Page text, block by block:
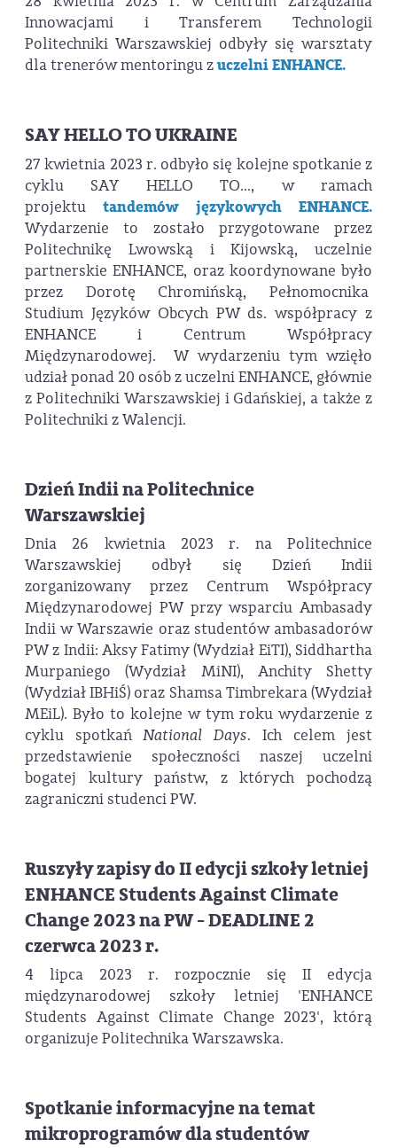
Innowacjami i Transferem Technologii
Politechniki Warszawskiej odbyły się warsztaty
dla trenerów mentoringu zuczelni ENHANCE.
SAY HELLO TO UKRAINE
27 kwietnia 2023 r. odbyło się kolejne spotkanie z
cyklu SAY HELLO TO…, w ramach
projektu
tandemów językowych ENHANCE.
Wydarzenie to zostało przygotowane przez
Politechnikę Lwowską i Kijowską, uczelnie
partnerskie ENHANCE, oraz koordynowane było
przez Dorotę Chromińską, Pełnomocnika
Studium Języków Obcych PW ds. współpracy z
ENHANCE i Centrum Współpracy
Międzynarodowej. W wydarzeniu tym wzięło
udział ponad 20 osób z uczelni ENHANCE, głównie
z Politechniki Warszawskiej i Gdańskiej, a także z
Politechniki z Walencji.
Dzień Indii na Politechnice
Warszawskiej
Dnia 26 kwietnia 2023 r. na Politechnice
Warszawskiej odbył się Dzień Indii
zorganizowany przez Centrum Współpracy
Międzynarodowej PW przy wsparciu Ambasady
Indii w Warszawie oraz studentów ambasadorów
PW z Indii: Aksy Fatimy (Wydział EiTI), Siddhartha
Murpaniego (Wydział MiNI), Anchity Shetty
(Wydział IBHiŚ) oraz Shamsa Timbrekara (Wydział
MEiL). Było to kolejne w tym roku wydarzenie z
cyklu spotkańNational Days. Ich celem jest
przedstawienie społeczności naszej uczelni
bogatej kultury państw, z których pochodzą
zagraniczni studenci PW.
Ruszyły zapisy do II edycji szkoły letniej
ENHANCE Students Against Climate
Change 2023 na PW - DEADLINE 2
czerwca 2023 r.
4 lipca 2023 r. rozpocznie się II edycja
międzynarodowej szkoły letniej 'ENHANCE
Students Against Climate Change 2023', którą
organizuje Politechnika Warszawska.
Spotkanie informacyjne na temat
mikroprogramów dla studentów